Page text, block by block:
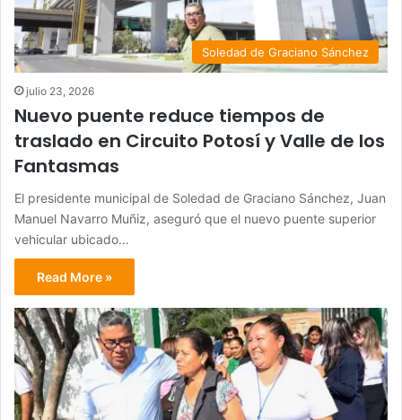
Soledad de Graciano Sánchez
julio 23, 2026
Nuevo puente reduce tiempos de
traslado en Circuito Potosí y Valle de los
Fantasmas
El presidente municipal de Soledad de Graciano Sánchez, Juan
Manuel Navarro Muñiz, aseguró que el nuevo puente superior
vehicular ubicado…
Read More »